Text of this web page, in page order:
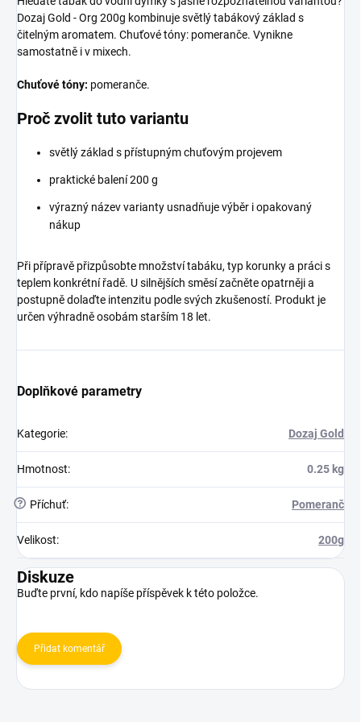
Dozaj Gold - Org 200g kombinuje světlý tabákový základ s
čitelným aromatem. Chuťové tóny: pomeranče. Vynikne
samostatně i v mixech.
Chuťové tóny: pomeranče.
Proč zvolit tuto variantu
světlý základ s přístupným chuťovým projevem
praktické balení 200 g
výrazný název varianty usnadňuje výběr i opakovaný
nákup
Při přípravě přizpůsobte množství tabáku, typ korunky a práci s
teplem konkrétní řadě. U silnějších směsí začněte opatrněji a
postupně dolaďte intenzitu podle svých zkušeností. Produkt je
určen výhradně osobám starším 18 let.
Doplňkové parametry
Kategorie: Dozaj Gold
Hmotnost: 0.25 kg
? Příchuť: Pomeranč
Velikost: 200g
Diskuze
Buďte první, kdo napíše příspěvek k této položce.
Přidat komentář